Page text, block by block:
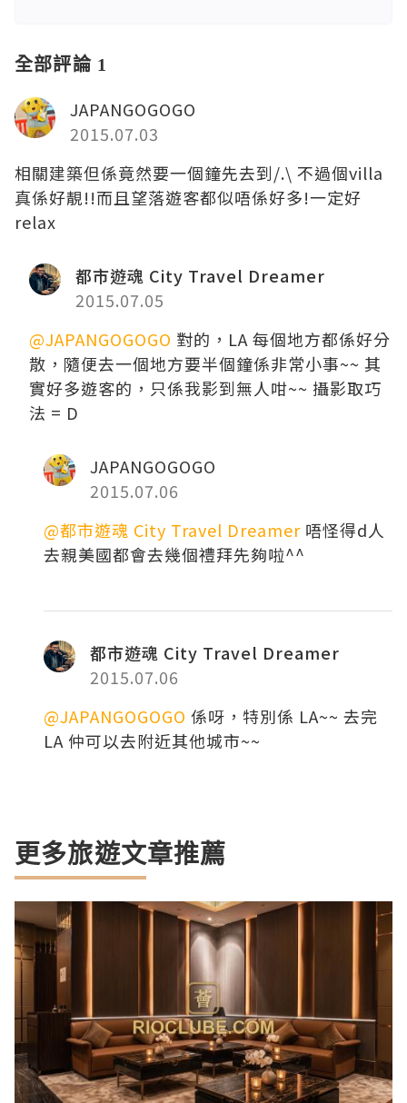
全部評論 1
JAPANGOGOGO
2015.07.03
相關建築但係竟然要一個鐘先去到/.\ 不過個villa
真係好靚!!而且望落遊客都似唔係好多!一定好
relax
都市遊魂 City Travel Dreamer
2015.07.05
@JAPANGOGOGO 對的，LA 每個地方都係好分
散，隨便去一個地方要半個鐘係非常小事~~ 其
實好多遊客的，只係我影到無人咁~~ 攝影取巧
法 = D
JAPANGOGOGO
2015.07.06
@都市遊魂 City Travel Dreamer 唔怪得d人
去親美國都會去幾個禮拜先夠啦^^
都市遊魂 City Travel Dreamer
2015.07.06
@JAPANGOGOGO 係呀，特別係 LA~~ 去完
LA 仲可以去附近其他城市~~
更多旅遊文章推薦